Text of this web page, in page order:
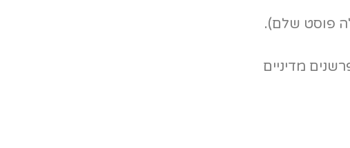
פוסט שלם).
מדיניים